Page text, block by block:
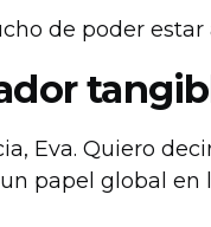
de poder estar
Eva. Quiero
papel global en